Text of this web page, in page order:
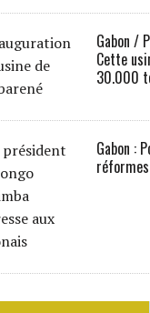
Gabon /
Cette
30.000
Gabon :